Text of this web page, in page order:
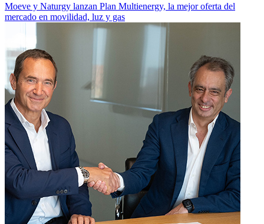
Moeve y Naturgy lanzan Plan Multienergy, la mejor oferta del
mercado en movilidad, luz y gas